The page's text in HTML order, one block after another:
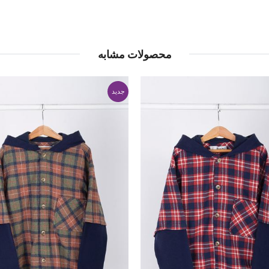
محصولات مشابه
جدید